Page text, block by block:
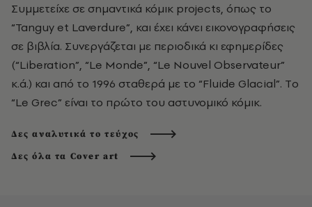
Συμμετείχε σε σημαντικά κόμικ projects, όπως το
“Tanguy et Laverdure”, και έχει κάνει εικονογραφήσεις
σε βιβλία. Συνεργάζεται με περιοδικά κι εφημερίδες
(“Liberation”, “Le Monde”, “Le Nouvel Observateur”
κ.ά.) και από το 1996 σταθερά με το “Fluide Glacial”. Tο
“Le Grec” είναι το πρώτο του αστυνομικό κόμικ.
Δες αναλυτικά το τεύχος
Δες όλα τα Cover art